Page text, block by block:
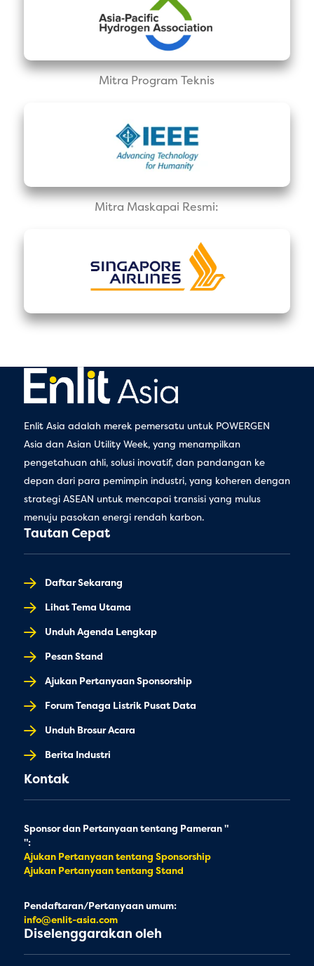
Mitra Program Teknis
Mitra Maskapai Resmi:
Enlit Asia adalah merek pemersatu untuk POWERGEN
Asia dan Asian Utility Week, yang menampilkan
pengetahuan ahli, solusi inovatif, dan pandangan ke
depan dari para pemimpin industri, yang koheren dengan
strategi ASEAN untuk mencapai transisi yang mulus
menuju pasokan energi rendah karbon.
Tautan Cepat
Daftar Sekarang
Lihat Tema Utama
Unduh Agenda Lengkap
Pesan Stand
Ajukan Pertanyaan Sponsorship
Forum Tenaga Listrik Pusat Data
Unduh Brosur Acara
Berita Industri
Kontak
Sponsor dan Pertanyaan tentang Pameran "
":
Ajukan Pertanyaan tentang Sponsorship
Ajukan Pertanyaan tentang Stand
Pendaftaran/Pertanyaan umum:
info@enlit-asia.com
Diselenggarakan oleh